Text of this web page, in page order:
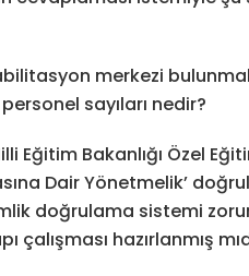
merkezi
sayıları nedir?
Eğitim Bakanlığı Özel
Dair Yönetmelik’
doğrulama sistemi
hazırlanmış